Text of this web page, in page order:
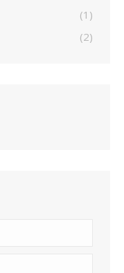
(1)
(2)